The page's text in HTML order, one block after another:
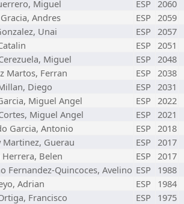
Miguel ESP 2060
Andres ESP 2059
Unai ESP 2057
ESP 2051
Miguel ESP 2048
Martos, Ferran ESP 2038
Diego ESP 2031
Miguel Angel ESP 2022
Miguel Angel ESP 2021
Garcia, Antonio ESP 2018
Martinez, Guerau ESP 2017
Belen ESP 2017
Fernandez-Quincoces, Avelino ESP
1988
Adrian ESP
1984
Francisco ESP
1975